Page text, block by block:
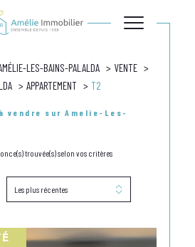
LES-BAINS-PALALDA
VENTE
APPARTEMENT T2
trouvée(s) selon vos critères
Les plus récentes